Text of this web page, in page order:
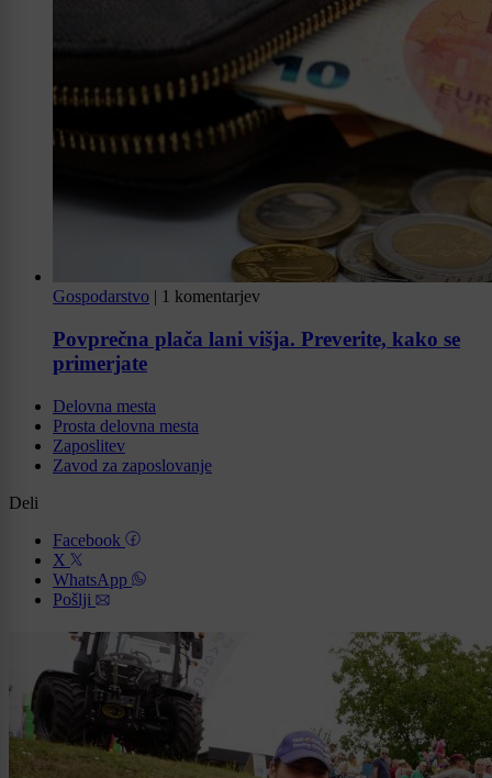
Gospodarstvo | 1 komentarjev
Povprečna plača lani višja. Preverite, kako se
primerjate
Delovna mesta
Prosta delovna mesta
Zaposlitev
Zavod za zaposlovanje
Deli
Facebook
X
WhatsApp
Pošlji